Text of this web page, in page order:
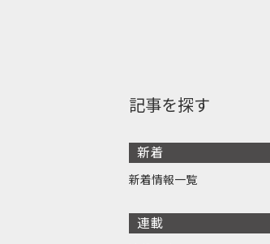
記事を探す
新着
新着情報一覧
連載